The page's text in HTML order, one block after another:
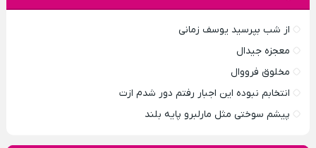
از شب بپرسید یوسف زمانی
معجزه جیدال
مخلوق فرووال
انتخابم نبوده این اجبار رفتم دور شدم ازت
پیشم سوختی مثل مارلبرو پایه بلند